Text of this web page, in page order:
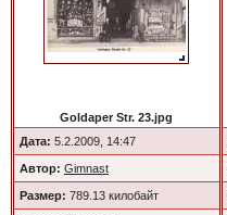
Goldaper Str. 23.jpg
Дата: 5.2.2009, 14:47
Автор: Gimnast
Размер: 789.13 килобайт